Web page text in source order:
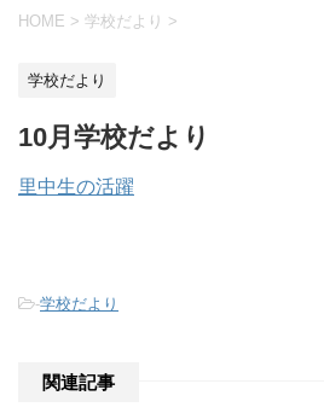
HOME > 学校だより >
学校だより
10月学校だより
里中生の活躍
-学校だより
関連記事